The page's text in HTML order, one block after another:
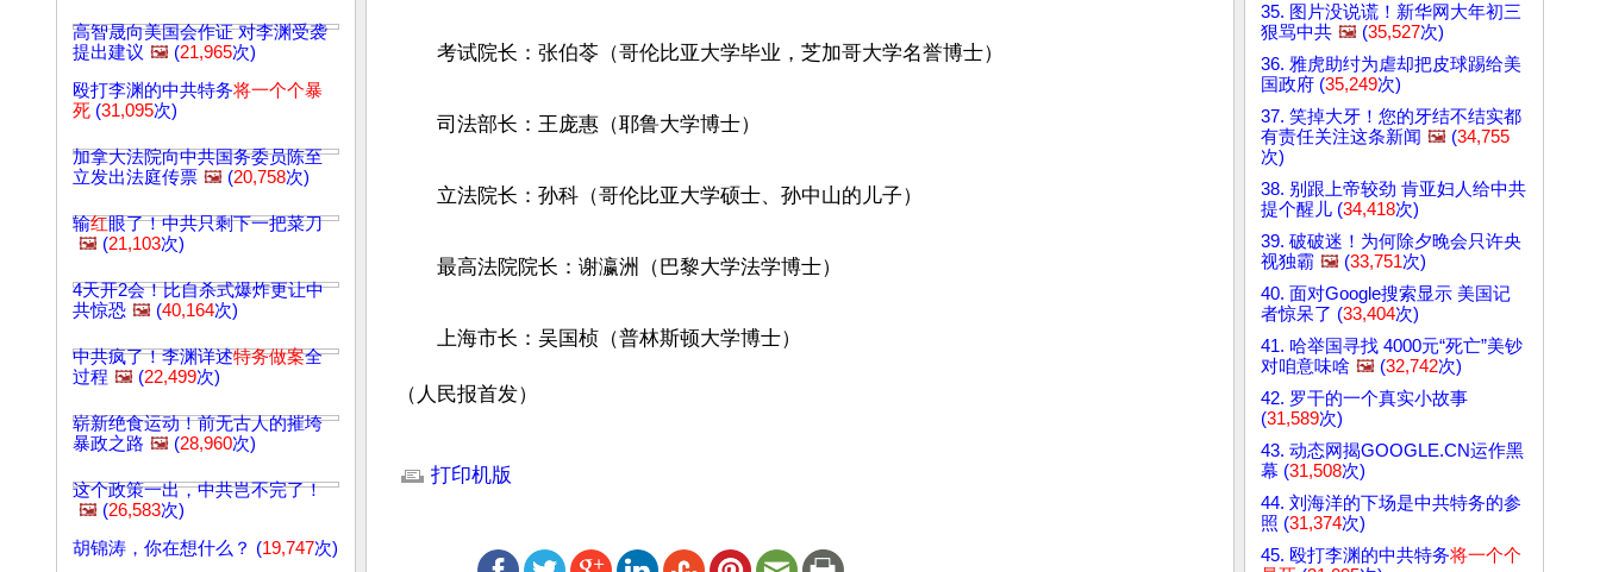
高智晟向美国会作证 对李渊受袭
提出建议 🖼️ (21,965次)
殴打李渊的中共特务将一个个暴
死 (31,095次)
加拿大法院向中共国务委员陈至
立发出法庭传票 🖼️ (20,758次)
输红眼了！中共只剩下一把菜刀
🖼️ (21,103次)
4天开2会！比自杀式爆炸更让中
共惊恐 🖼️ (40,164次)
中共疯了！李渊详述特务做案全
过程 🖼️ (22,499次)
崭新绝食运动！前无古人的摧垮
暴政之路 🖼️ (28,960次)
这个政策一出，中共岂不完了！
🖼️ (26,583次)
胡锦涛，你在想什么？ (19,747次)
考试院长：张伯苓（哥伦比亚大学毕业，芝加哥大学名誉博士）
司法部长：王庞惠（耶鲁大学博士）
立法院长：孙科（哥伦比亚大学硕士、孙中山的儿子）
最高法院院长：谢瀛洲（巴黎大学法学博士）
上海市长：吴国桢（普林斯顿大学博士）
（人民报首发）
打印机版
35. 图片没说谎！新华网大年初三
狠骂中共 🖼️ (35,527次)
36. 雅虎助纣为虐却把皮球踢给美
国政府 (35,249次)
37. 笑掉大牙！您的牙结不结实都
有责任关注这条新闻 🖼️ (34,755
次)
38. 别跟上帝较劲 肯亚妇人给中共
提个醒儿 (34,418次)
39. 破破迷！为何除夕晚会只许央
视独霸 🖼️ (33,751次)
40. 面对Google搜索显示 美国记
者惊呆了 (33,404次)
41. 哈举国寻找 4000元“死亡”美钞
对咱意味啥 🖼️ (32,742次)
42. 罗干的一个真实小故事
(31,589次)
43. 动态网揭GOOGLE.CN运作黑
幕 (31,508次)
44. 刘海洋的下场是中共特务的参
照 (31,374次)
45. 殴打李渊的中共特务将一个个